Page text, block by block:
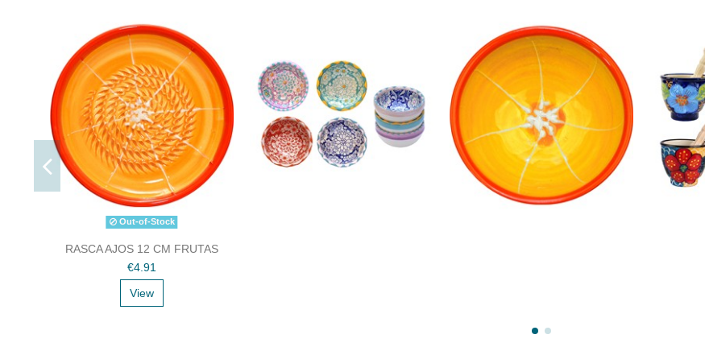
Out-of-Stock
RASCA AJOS 12 CM FRUTAS
€4.91
View